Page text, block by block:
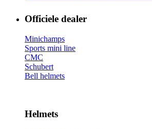
Officiele dealer
Minichamps
Sports mini line
CMC
Schubert
Bell helmets
Helmets